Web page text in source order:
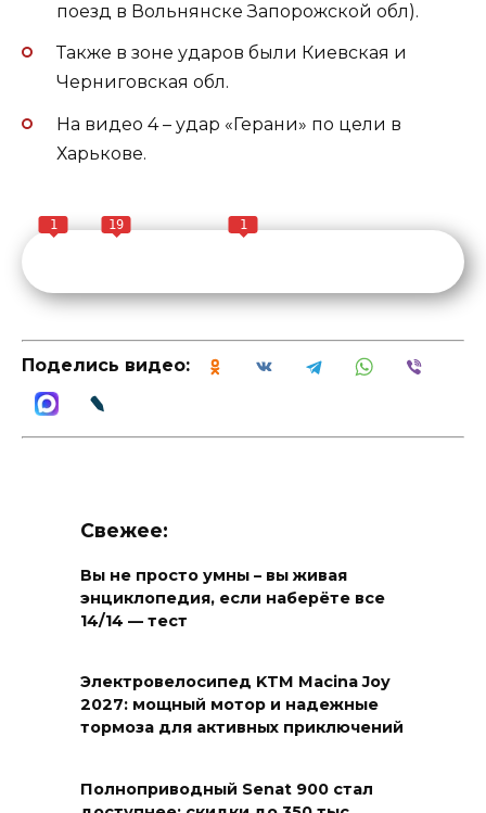
поезд в Вольнянске Запорожской обл).
Также в зоне ударов были Киевская и
Черниговская обл.
На видео 4 – удар «Герани» по цели в
Харькове.
1 19 1
Поделись видео:
Свежее:
Вы не просто умны – вы живая
энциклопедия, если наберёте все
14/14 — тест
Электровелосипед KTM Macina Joy
2027: мощный мотор и надежные
тормоза для активных приключений
Полноприводный Senat 900 стал